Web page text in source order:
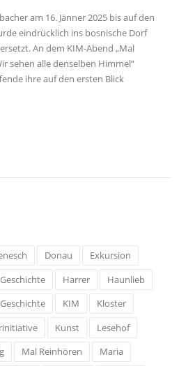
am 16. Jänner 2025 bis auf den
eindrücklich ins bosnische Dorf
An dem KIM-Abend „Mal
sehen alle denselben Himmel“
ihre auf den ersten Blick
Donau
Exkursion
Geschichte Harrer
Haunlieb
KIM
Kloster
Kunst
Lesehof
Mal Reinhören
Maria